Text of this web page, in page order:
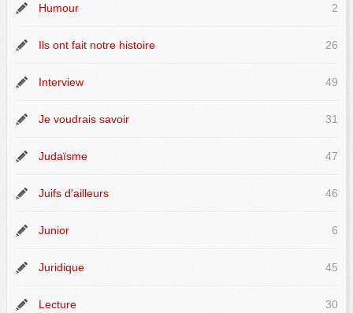
Humour 2
Ils ont fait notre histoire 26
Interview 49
Je voudrais savoir 31
Judaïsme 47
Juifs d'ailleurs 46
Junior 6
Juridique 45
Lecture 30